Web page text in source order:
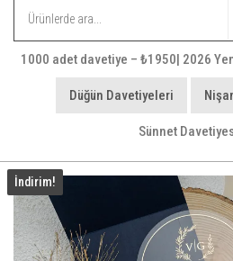
1000 adet davetiye – ₺1950| 2026
Düğün Davetiyeleri
Sünnet
İndirim!